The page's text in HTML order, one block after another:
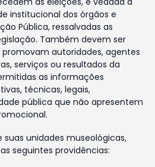
institucional dos órgãos e
Pública, ressalvadas as
Também devem ser
autoridades, agentes
serviços ou resultados da
as informações
técnicas, legais,
pública que não apresentem
unidades museológicas,
seguintes providências: